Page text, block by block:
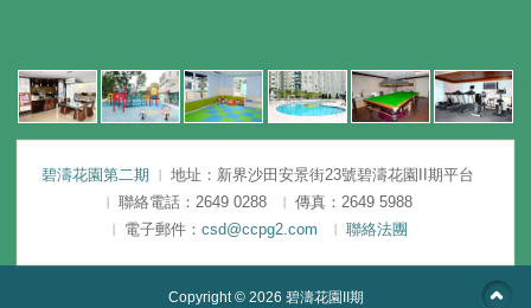
碧濤花園第二期
地址：新界沙田安景街23號碧濤花園II期平台
聯絡電話：2649 0288
傳真：2649 5988
電子郵件： csd@ccpg2.com 聯絡法團
Copyright © 2026 碧濤花園II期